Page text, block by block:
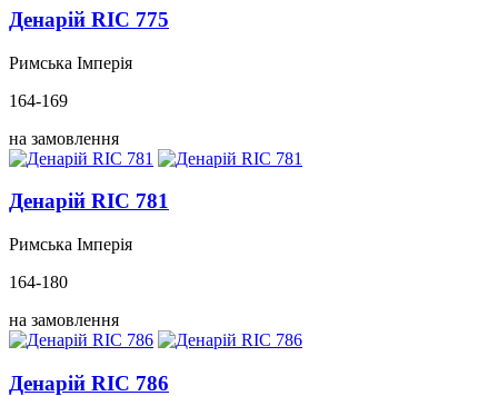
Денарій RIC 775
Римська Імперія
164-169
на замовлення
Денарій RIC 781
Римська Імперія
164-180
на замовлення
Денарій RIC 786